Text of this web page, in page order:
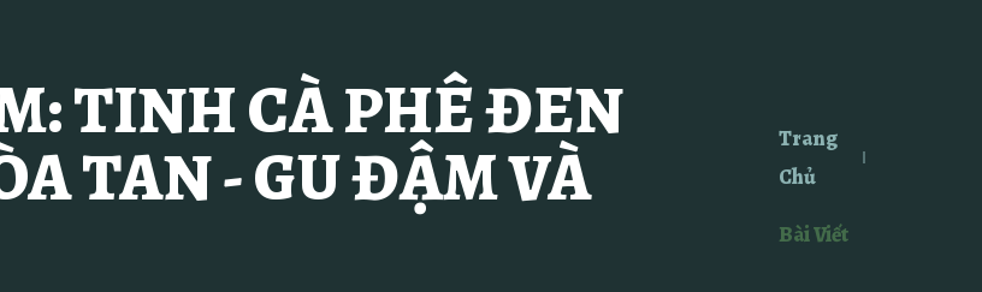
TINH CÀ PHÊ ĐEN
TAN - GU ĐẬM VÀ
Trang
Chủ
Bài Viết